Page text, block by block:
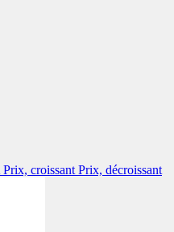
Prix, croissant Prix, décroissant